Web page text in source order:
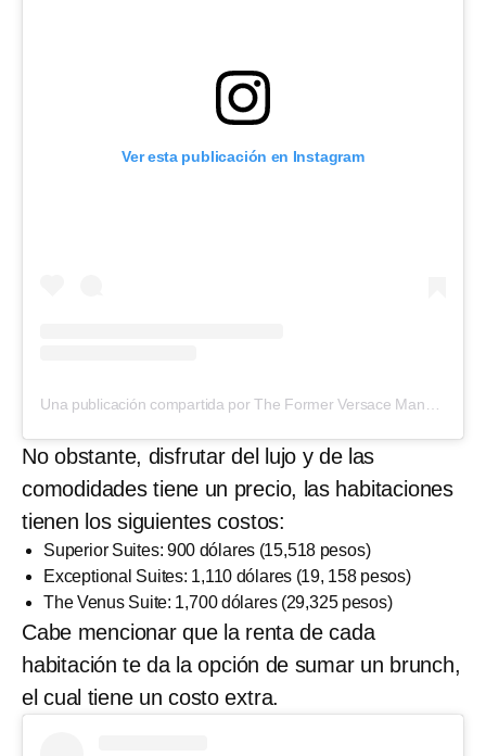
Ver esta publicación en Instagram
No obstante, disfrutar del lujo y de las
comodidades tiene un precio, las habitaciones
tienen los siguientes costos:
Superior Suites: 900 dólares (15,518 pesos)
Exceptional Suites: 1,110 dólares (19, 158 pesos)
The Venus Suite: 1,700 dólares (29,325 pesos)
Cabe mencionar que la renta de cada
habitación te da la opción de sumar un brunch,
el cual tiene un costo extra.